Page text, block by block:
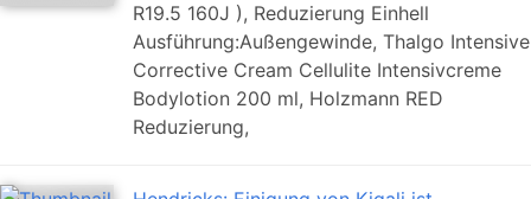
R19.5 160J ), Reduzierung Einhell
Ausführung:Außengewinde, Thalgo Intensive
Corrective Cream Cellulite Intensivcreme
Bodylotion 200 ml, Holzmann RED
Reduzierung,